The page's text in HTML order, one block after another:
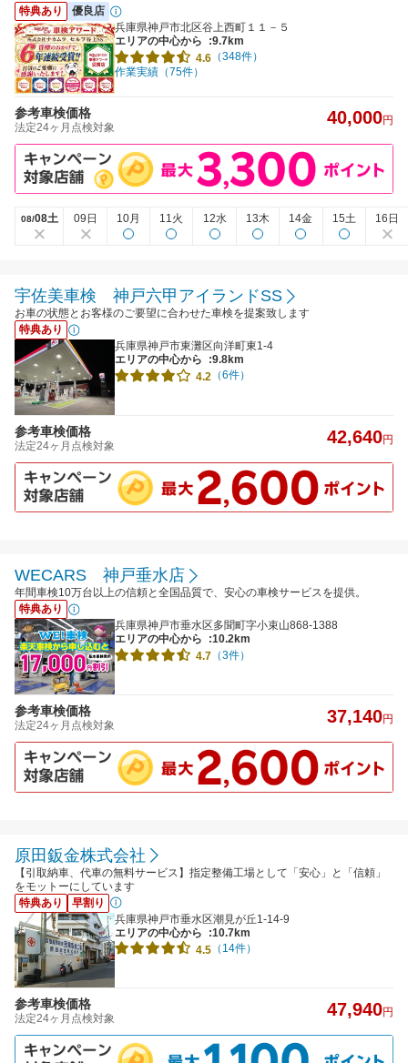
特典あり
優良店
兵庫県神戸市北区谷上西町１１－５
エリアの中心から
:9.7km
4.6 （348件）
作業実績（75件）
参考車検価格
法定24ヶ月点検対象 40,000円
08/08土 09日 10月 11火 12水 13木 14金 15土 16日
宇佐美車検 神戸六甲アイランドSS
お車の状態とお客様のご要望に合わせた車検を提案致します
特典あり
兵庫県神戸市東灘区向洋町東1-4
エリアの中心から
:9.8km
4.2 （6件）
参考車検価格
法定24ヶ月点検対象 42,640円
WECARS 神戸垂水店
年間車検10万台以上の信頼と全国品質で、安心の車検サービスを提供。
特典あり
兵庫県神戸市垂水区多聞町字小束山868-1388
エリアの中心から
:10.2km
4.7 （3件）
参考車検価格
法定24ヶ月点検対象 37,140円
原田鈑金株式会社
【引取納車、代車の無料サービス】指定整備工場として「安心」と「信頼」
をモットーにしています
特典あり
早割り
兵庫県神戸市垂水区潮見が丘1-14-9
エリアの中心から
:10.7km
4.5 （14件）
参考車検価格
法定24ヶ月点検対象 47,940円